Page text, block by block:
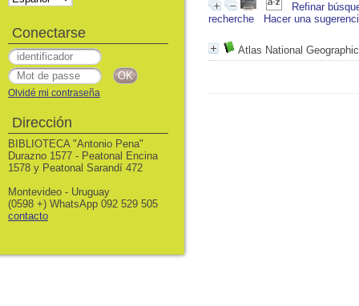
Refinar
recherche
Hacer una
Atlas National
Conectarse
Olvidé mi contraseña
Dirección
BIBLIOTECA "Antonio Pena"
Durazno 1577 - Peatonal Encina
1578 y Peatonal Sarandí 472
Montevideo - Uruguay
(0598 +) WhatsApp 092 529 505
contacto